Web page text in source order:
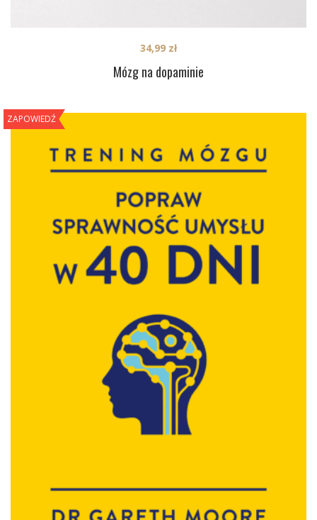
Mózg na dopaminie
34,99 zł
ZAPOWIEDŹ